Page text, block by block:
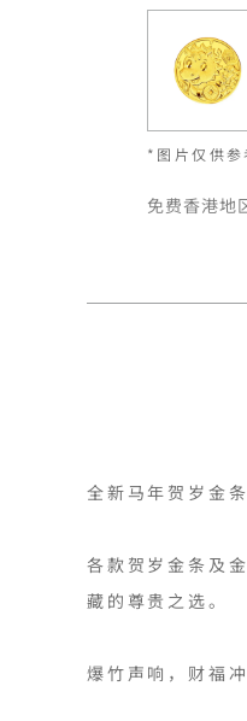
*图片仅供
免费香港地
全新马年贺岁金
各款贺岁金条及
藏的尊贵之选。
爆竹声响，财福